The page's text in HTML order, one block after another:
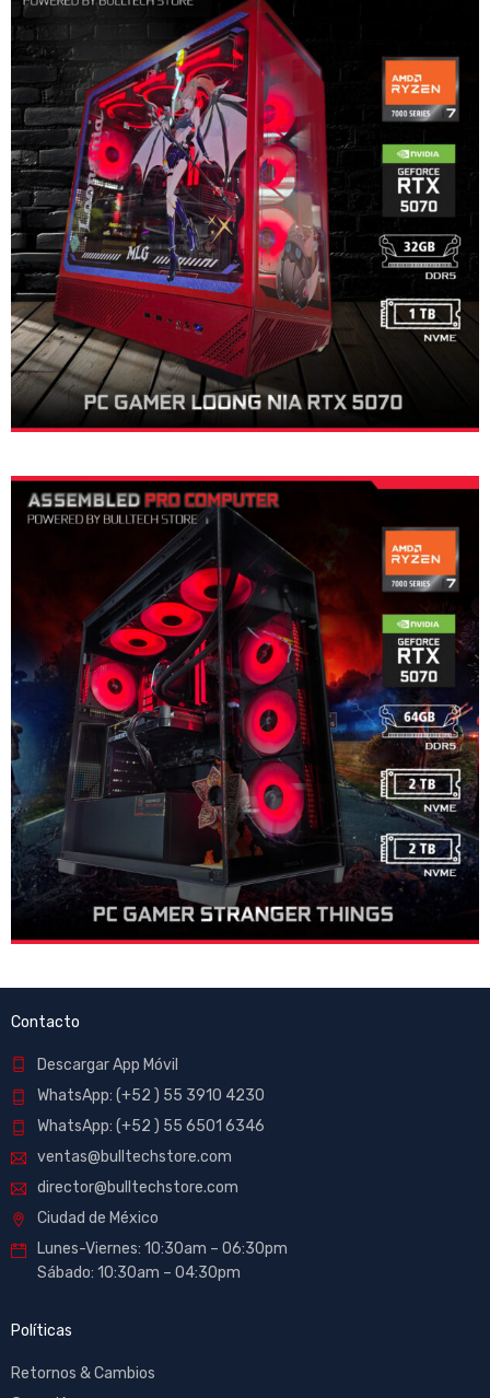
Contacto
Descargar App Móvil
WhatsApp: (+52 ) 55 3910 4230
WhatsApp: (+52 ) 55 6501 6346
ventas@bulltechstore.com
director@bulltechstore.com
Ciudad de México
Lunes-Viernes: 10:30am – 06:30pm
Sábado: 10:30am – 04:30pm
Políticas
Retornos & Cambios